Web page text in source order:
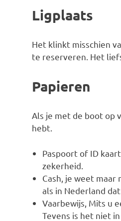
Ligplaats
Het klinkt misschien
te reserveren. Het
Papieren
Als je met de boot op
hebt.
Paspoort of ID
zekerheid.
Cash, je weet
als in Nederland
Vaarbewijs, Mits u
Tevens is het niet